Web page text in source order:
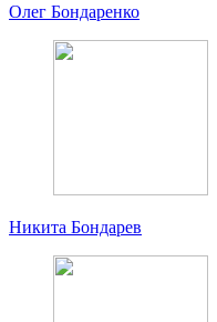
Олег Бондаренко
Никита Бондарев